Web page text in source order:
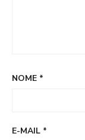
NOME *
E-MAIL *